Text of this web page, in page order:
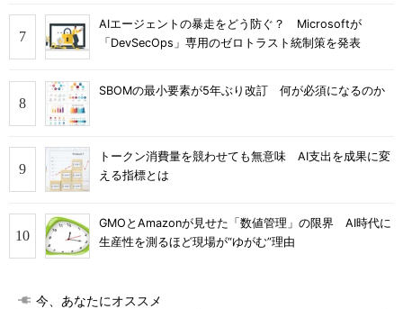
AIエージェントの暴走をどう防ぐ？ Microsoftが
「DevSecOps」専用のゼロトラスト統制策を発表
SBOMの最小要素が5年ぶり改訂 何が必須になるのか
トークン消費量を競わせても無意味 AI支出を成果に変
える指標とは
GMOとAmazonが見せた「数値管理」の限界 AI時代に
生産性を測るほど現場が“ゆがむ”理由
今、あなたにオススメ